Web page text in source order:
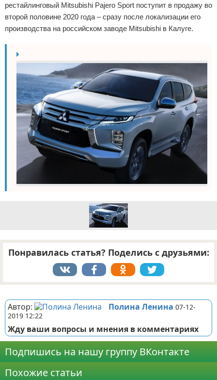
рестайлинговый Mitsubishi Pajero Sport поступит в продажу во
второй половине 2020 года – сразу после локализации его
производства на российском заводе Mitsubishi в Калуге.
Понравилась статья? Поделись с друзьями:
Автор: Полина Ленина 07-12-
2019 12:22
Жду ваши вопросы и мнения в комментариях
Подпишись на нашу группу ВКонтакте
Похожие статьи